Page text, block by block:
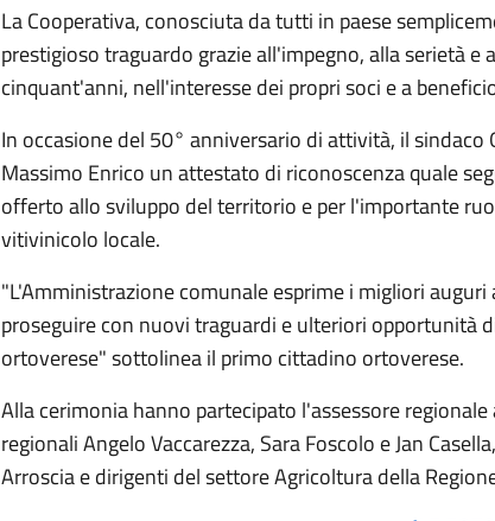
La Cooperativa, conosciuta da tutti in paese
prestigioso traguardo grazie all'impegno, alla serietà
cinquant'anni, nell'interesse dei propri soci e a
In occasione del 50° anniversario di attività, il
Massimo Enrico un attestato di riconoscenza quale
offerto allo sviluppo del territorio e per l'importante
vitivinicolo locale.
"L'Amministrazione comunale esprime i migliori
proseguire con nuovi traguardi e ulteriori opportunità
ortoverese" sottolinea il primo cittadino ortoverese.
Alla cerimonia hanno partecipato l'assessore
regionali Angelo Vaccarezza, Sara Foscolo e Jan
Arroscia e dirigenti del settore Agricoltura della